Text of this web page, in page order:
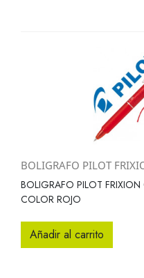
BOLIGRAFO PILOT
BOLIGRAFO PILOT FRIXION
COLOR ROJO
Añadir al carrito